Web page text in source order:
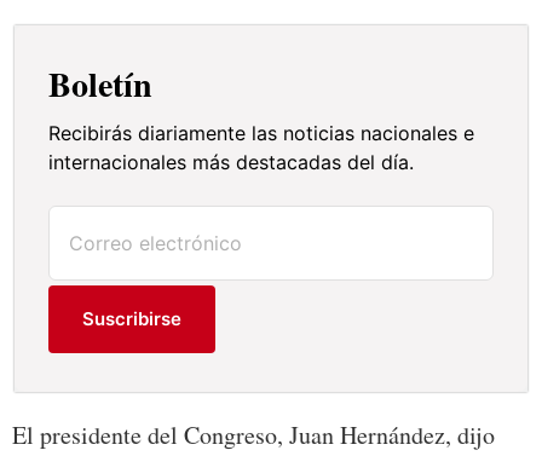
Boletín
Recibirás diariamente las noticias nacionales e
internacionales más destacadas del día.
Suscribirse
El presidente del Congreso, Juan Hernández, dijo